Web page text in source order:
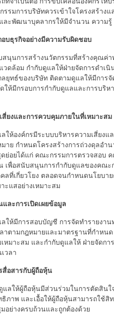
รมการบริษัทควรเข้าใจโครงสร้า
ะพัฒนาบุคลากรให้มีจำนวน ความรู้
บธุรกิจอย่างมีความรับผิดชอบ
นการสร้างนวัตกรรมที่สร้างคุณค่า
ดล้อม กำกับดูแลให้ฝ่ายจัดการดำเ
ยุทธ์ของบริษัท ติดตามดูแลให้มีการ
ห้มีกรอบการกำกับดูแลและการบริห
ยงและการควบคุมภายในที่เหมาะสม
องค์กรมีระบบบริหารความเสี่ยงแ
าย กำหนดโครงสร้างการถ่วงดุลอ
อยได้แก่ คณะกรรมการตรวจสอบ
เพื่อสนับสนุนการกำกับดูแลของคณะ
ที่เกี่ยวโยง ตลอดจนกำหนดนโยบา
ะแสอย่างเหมาะสม
และการเปิดเผยข้อมูล
มีการสอบบัญชี การจัดทำรายงาน
าตามกฎหมายและมาตรฐานที่กำหน
หมาะสม และกำกับดูแลให้ ฝ่ายจัด
วลา
อสารกับผู้ถือหุ้น
ให้ผู้ถือหุ้นมีส่วนร่วมในการตัดสินใ
ภาพ และเอื้อให้ผู้ถือหุ้นสามารถใช้
อย่างครบถ้วนและถูกต้องด้วย